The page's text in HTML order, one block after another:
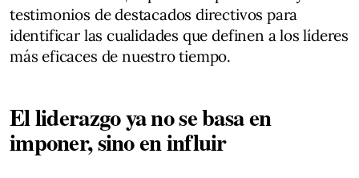
testimonios de destacados directivos para
identificar las cualidades que definen a los líderes
más eficaces de nuestro tiempo.
El liderazgo ya no se basa en
imponer, sino en influir